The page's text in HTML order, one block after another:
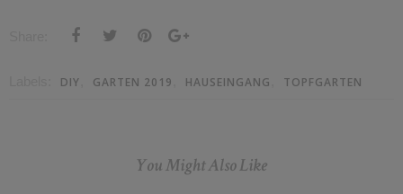
DIY GARTEN 2019 HAUSEINGANG TOPFGARTEN
You Might Also Like